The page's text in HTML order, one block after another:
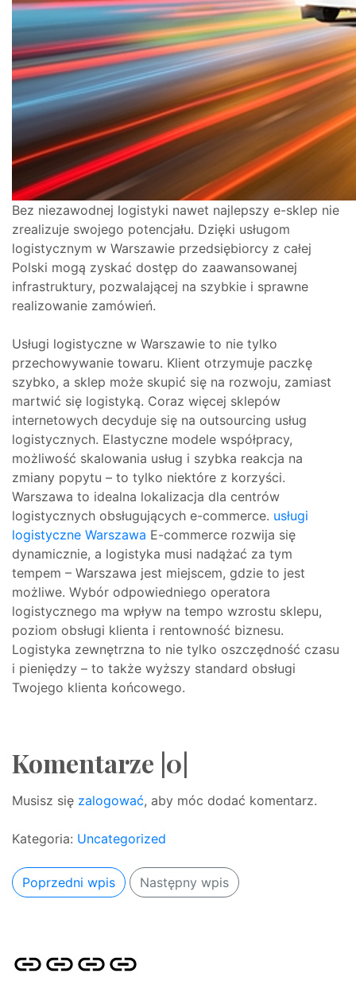
Bez niezawodnej logistyki nawet najlepszy e-sklep nie
zrealizuje swojego potencjału. Dzięki usługom
logistycznym w Warszawie przedsiębiorcy z całej
Polski mogą zyskać dostęp do zaawansowanej
infrastruktury, pozwalającej na szybkie i sprawne
realizowanie zamówień.
Usługi logistyczne w Warszawie to nie tylko
przechowywanie towaru. Klient otrzymuje paczkę
szybko, a sklep może skupić się na rozwoju, zamiast
martwić się logistyką. Coraz więcej sklepów
internetowych decyduje się na outsourcing usług
logistycznych. Elastyczne modele współpracy,
możliwość skalowania usług i szybka reakcja na
zmiany popytu – to tylko niektóre z korzyści.
Warszawa to idealna lokalizacja dla centrów
logistycznych obsługujących e-commerce. usługi
logistyczne Warszawa E-commerce rozwija się
dynamicznie, a logistyka musi nadążać za tym
tempem – Warszawa jest miejscem, gdzie to jest
możliwe. Wybór odpowiedniego operatora
logistycznego ma wpływ na tempo wzrostu sklepu,
poziom obsługi klienta i rentowność biznesu.
Logistyka zewnętrzna to nie tylko oszczędność czasu
i pieniędzy – to także wyższy standard obsługi
Twojego klienta końcowego.
Komentarze |0|
Musisz się zalogować, aby móc dodać komentarz.
Kategoria: Uncategorized
Poprzedni wpis Następny wpis
Strona
główna
Pozycjonowanie
Stron
SKLEP
SEO
BLOG